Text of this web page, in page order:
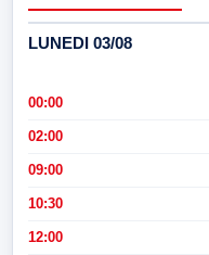
LUNEDI 03/08
00:00
02:00
09:00
10:30
12:00